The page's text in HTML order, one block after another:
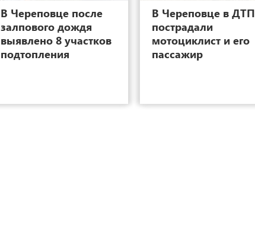
В Череповце после
залпового дождя
выявлено 8 участков
подтопления
В Череповце в ДТП
пострадали
мотоциклист и его
пассажир